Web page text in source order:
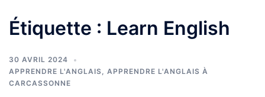
Étiquette : Learn English
30 AVRIL 2024
APPRENDRE L'ANGLAIS, APPRENDRE L'ANGLAIS À
CARCASSONNE